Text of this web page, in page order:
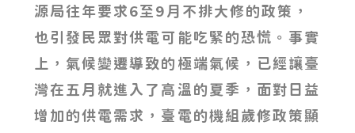
源局往年要求6至9月不排大修的政策，
也引發民眾對供電可能吃緊的恐慌。事實
上，氣候變遷導致的極端氣候，已經讓臺
灣在五月就進入了高溫的夏季，面對日益
增加的供電需求，臺電的機組歲修政策顯